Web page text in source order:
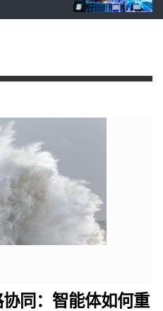
同：智能体如何重